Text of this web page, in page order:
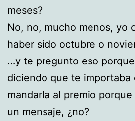
meses?
No, no, mucho menos, yo
haber sido octubre o
…y te pregunto eso
diciendo que te importaba
mandarla al premio
un mensaje, ¿no?